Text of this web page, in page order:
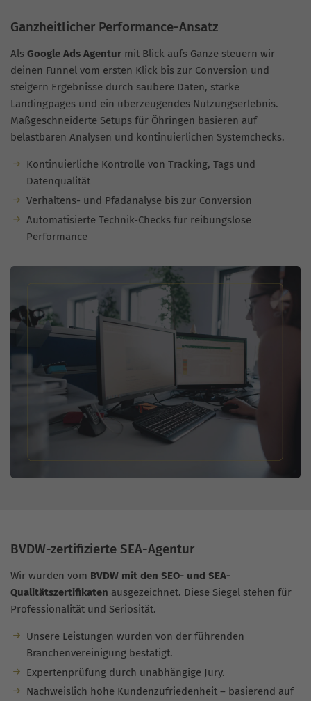
Ganzheitlicher Performance-Ansatz
Als Google Ads Agentur mit Blick aufs Ganze steuern wir
deinen Funnel vom ersten Klick bis zur Conversion und
steigern Ergebnisse durch saubere Daten, starke
Landingpages und ein überzeugendes Nutzungserlebnis.
Maßgeschneiderte Setups für Öhringen basieren auf
belastbaren Analysen und kontinuierlichen Systemchecks.
Kontinuierliche Kontrolle von Tracking, Tags und
Datenqualität
Verhaltens- und Pfadanalyse bis zur Conversion
Automatisierte Technik-Checks für reibungslose
Performance
BVDW-zertifizierte SEA-Agentur
Wir wurden vom BVDW mit den SEO- und SEA-
Qualitätszertifikaten ausgezeichnet. Diese Siegel stehen für
Professionalität und Seriosität.
Unsere Leistungen wurden von der führenden
Branchenvereinigung bestätigt.
Expertenprüfung durch unabhängige Jury.
Nachweislich hohe Kundenzufriedenheit – basierend auf